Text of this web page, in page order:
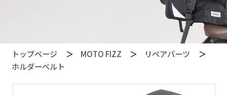
トップページ MOTO FIZZ
リペアパーツ
ホルダーベルト